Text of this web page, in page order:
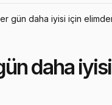
gün daha iyisi için
daha